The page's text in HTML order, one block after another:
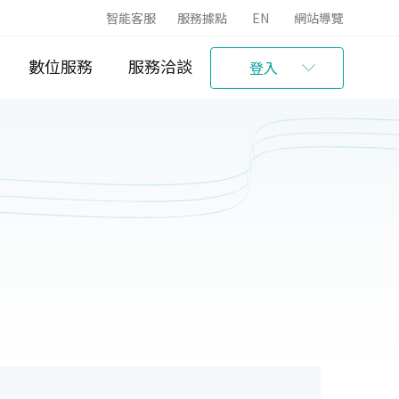
智能客服 服務據點 EN 網站導覽
數位服務 服務洽談 登入